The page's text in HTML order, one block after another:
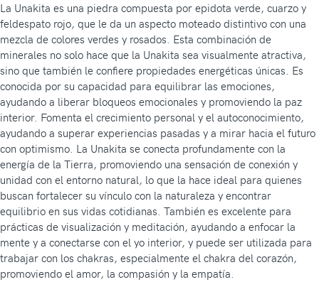
La Unakita es una piedra compuesta por epidota verde, cuarzo y
feldespato rojo, que le da un aspecto moteado distintivo con una
mezcla de colores verdes y rosados. Esta combinación de
minerales no solo hace que la Unakita sea visualmente atractiva,
sino que también le confiere propiedades energéticas únicas. Es
conocida por su capacidad para equilibrar las emociones,
ayudando a liberar bloqueos emocionales y promoviendo la paz
interior. Fomenta el crecimiento personal y el autoconocimiento,
ayudando a superar experiencias pasadas y a mirar hacia el futuro
con optimismo. La Unakita se conecta profundamente con la
energía de la Tierra, promoviendo una sensación de conexión y
unidad con el entorno natural, lo que la hace ideal para quienes
buscan fortalecer su vínculo con la naturaleza y encontrar
equilibrio en sus vidas cotidianas. También es excelente para
prácticas de visualización y meditación, ayudando a enfocar la
mente y a conectarse con el yo interior, y puede ser utilizada para
trabajar con los chakras, especialmente el chakra del corazón,
promoviendo el amor, la compasión y la empatía.